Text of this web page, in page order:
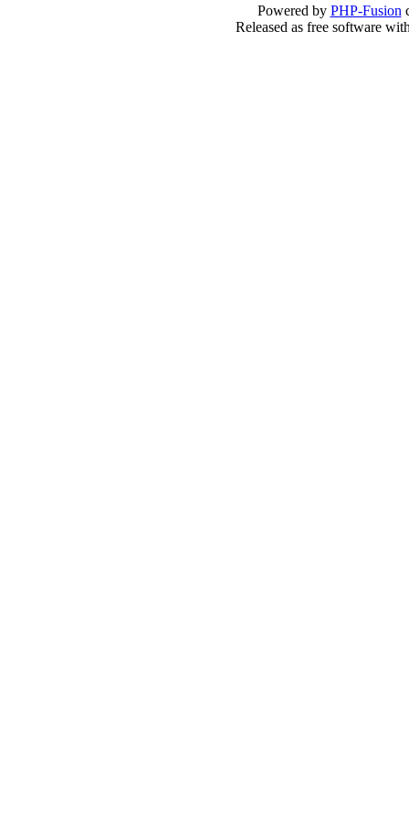
Powered by PHP-Fusion
Released as free software